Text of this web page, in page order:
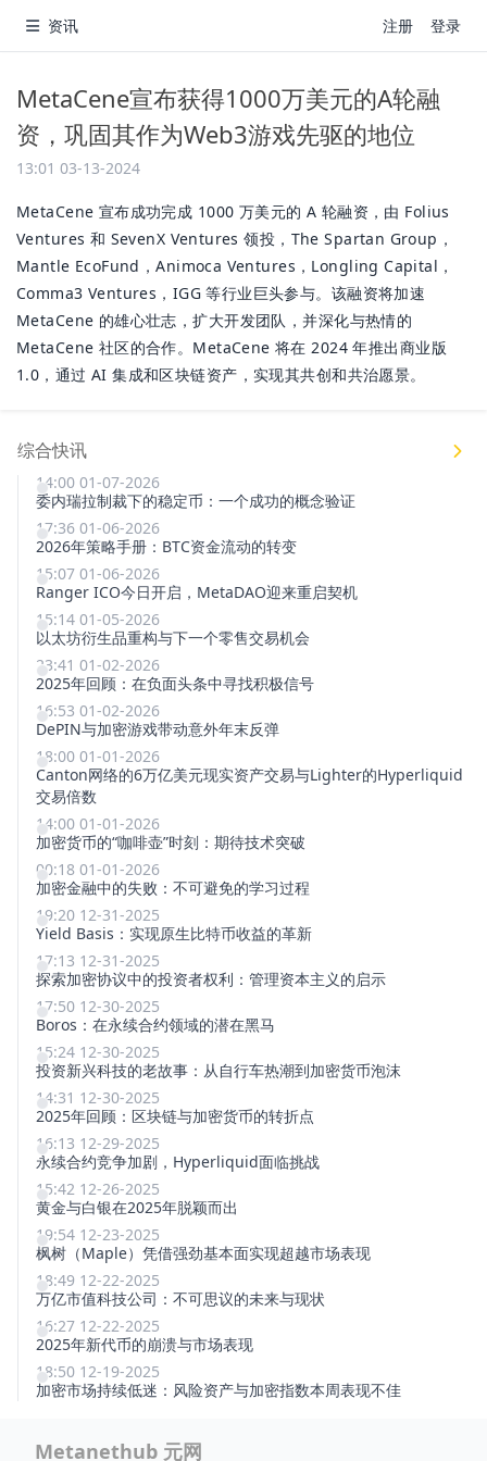
资讯 注册 登录
MetaCene宣布获得1000万美元的A轮融
资，巩固其作为Web3游戏先驱的地位
13:01 03-13-2024
MetaCene 宣布成功完成 1000 万美元的 A 轮融资，由 Folius
Ventures 和 SevenX Ventures 领投，The Spartan Group，
Mantle EcoFund，Animoca Ventures，Longling Capital，
Comma3 Ventures，IGG 等行业巨头参与。该融资将加速
MetaCene 的雄心壮志，扩大开发团队，并深化与热情的
MetaCene 社区的合作。MetaCene 将在 2024 年推出商业版
1.0，通过 AI 集成和区块链资产，实现其共创和共治愿景。
综合快讯
14:00 01-07-2026
委内瑞拉制裁下的稳定币：一个成功的概念验证
17:36 01-06-2026
2026年策略手册：BTC资金流动的转变
15:07 01-06-2026
Ranger ICO今日开启，MetaDAO迎来重启契机
15:14 01-05-2026
以太坊衍生品重构与下一个零售交易机会
23:41 01-02-2026
2025年回顾：在负面头条中寻找积极信号
16:53 01-02-2026
DePIN与加密游戏带动意外年末反弹
18:00 01-01-2026
Canton网络的6万亿美元现实资产交易与Lighter的Hyperliquid
交易倍数
14:00 01-01-2026
加密货币的“咖啡壶”时刻：期待技术突破
00:18 01-01-2026
加密金融中的失败：不可避免的学习过程
19:20 12-31-2025
Yield Basis：实现原生比特币收益的革新
17:13 12-31-2025
探索加密协议中的投资者权利：管理资本主义的启示
17:50 12-30-2025
Boros：在永续合约领域的潜在黑马
15:24 12-30-2025
投资新兴科技的老故事：从自行车热潮到加密货币泡沫
14:31 12-30-2025
2025年回顾：区块链与加密货币的转折点
16:13 12-29-2025
永续合约竞争加剧，Hyperliquid面临挑战
15:42 12-26-2025
黄金与白银在2025年脱颖而出
19:54 12-23-2025
枫树（Maple）凭借强劲基本面实现超越市场表现
18:49 12-22-2025
万亿市值科技公司：不可思议的未来与现状
16:27 12-22-2025
2025年新代币的崩溃与市场表现
18:50 12-19-2025
加密市场持续低迷：风险资产与加密指数本周表现不佳
Metanethub 元网